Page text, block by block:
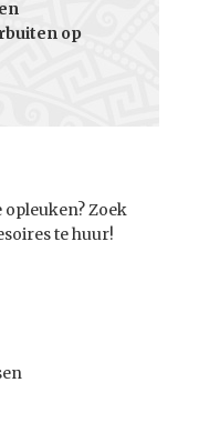
op
opleuken? Zoek
te huur!